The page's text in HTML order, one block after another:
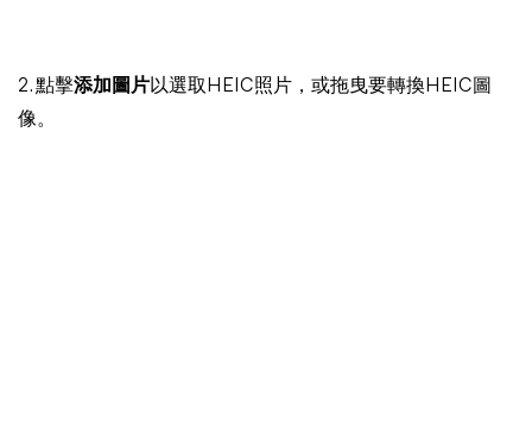
2. 點擊添加圖片以選取HEIC照片，或拖曳要轉換HEIC圖
像。